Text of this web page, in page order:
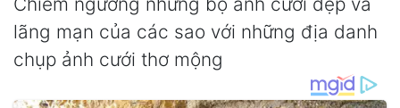
lãng mạn của các sao với những địa danh
chụp ảnh cưới thơ mộng